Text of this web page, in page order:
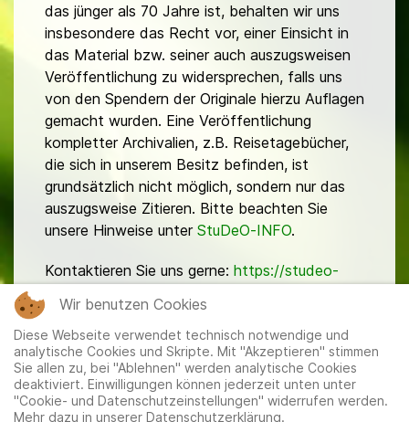
das jünger als 70 Jahre ist, behalten wir uns
insbesondere das Recht vor, einer Einsicht in
das Material bzw. seiner auch auszugsweisen
Veröffentlichung zu widersprechen, falls uns
von den Spendern der Originale hierzu Auflagen
gemacht wurden. Eine Veröffentlichung
kompletter Archivalien, z.B. Reisetagebücher,
die sich in unserem Besitz befinden, ist
grundsätzlich nicht möglich, sondern nur das
auszugsweise Zitieren. Bitte beachten Sie
unsere Hinweise unter StuDeO-INFO.
Kontaktieren Sie uns gerne: https://studeo-
Wir benutzen Cookies
Diese Webseite verwendet technisch notwendige und
analytische Cookies und Skripte. Mit "Akzeptieren" stimmen
Sie allen zu, bei "Ablehnen" werden analytische Cookies
deaktiviert. Einwilligungen können jederzeit unten unter
"Cookie- und Datenschutzeinstellungen" widerrufen werden.
Mehr dazu in unserer Datenschutzerklärung.